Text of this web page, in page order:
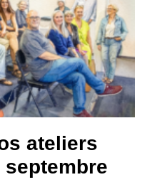
ateliers